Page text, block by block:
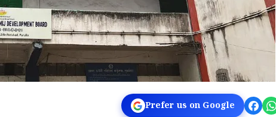
Prefer us on Google